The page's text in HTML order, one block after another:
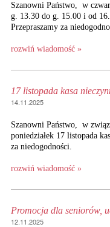
Szanowni Państwo, w
g. 13.30 do g. 15.00 i od
Przepraszamy za
rozwiń wiadomość »
17 listopada kasa
14.11.2025
Szanowni Państwo, w
poniedziałek 17 listopada
za niedogodności.
rozwiń wiadomość »
Promocja dla seniorów,
12.11.2025